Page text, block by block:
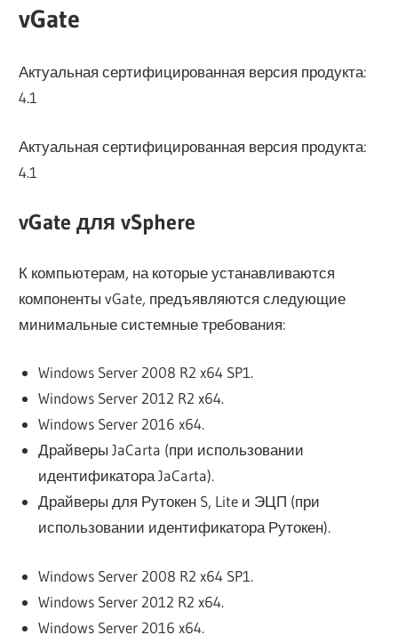
vGate
Актуальная сертифицированная версия продукта:
4.1
Актуальная сертифицированная версия продукта:
4.1
vGate для vSphere
К компьютерам, на которые устанавливаются
компоненты vGate, предъявляются следующие
минимальные системные требования:
Windows Server 2008 R2 x64 SP1.
Windows Server 2012 R2 x64.
Windows Server 2016 x64.
Драйверы JaCarta (при использовании
идентификатора JaCarta).
Драйверы для Рутокен S, Lite и ЭЦП (при
использовании идентификатора Рутокен).
Windows Server 2008 R2 x64 SP1.
Windows Server 2012 R2 x64.
Windows Server 2016 x64.